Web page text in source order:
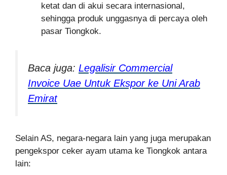
ketat dan di akui secara internasional,
sehingga produk unggasnya di percaya oleh
pasar Tiongkok.
Baca juga: Legalisir Commercial
Invoice Uae Untuk Ekspor ke Uni Arab
Emirat
Selain AS, negara-negara lain yang juga merupakan
pengekspor ceker ayam utama ke Tiongkok antara
lain: